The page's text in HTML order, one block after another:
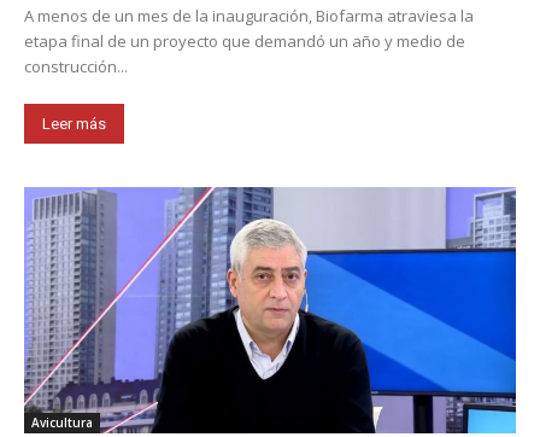
A menos de un mes de la inauguración, Biofarma atraviesa la
etapa final de un proyecto que demandó un año y medio de
construcción...
Leer más
Avicultura